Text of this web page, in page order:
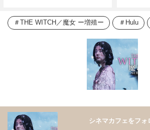
THE WITCH／魔⼥ ー増殖ー Hulu
シネマカフェをフォ